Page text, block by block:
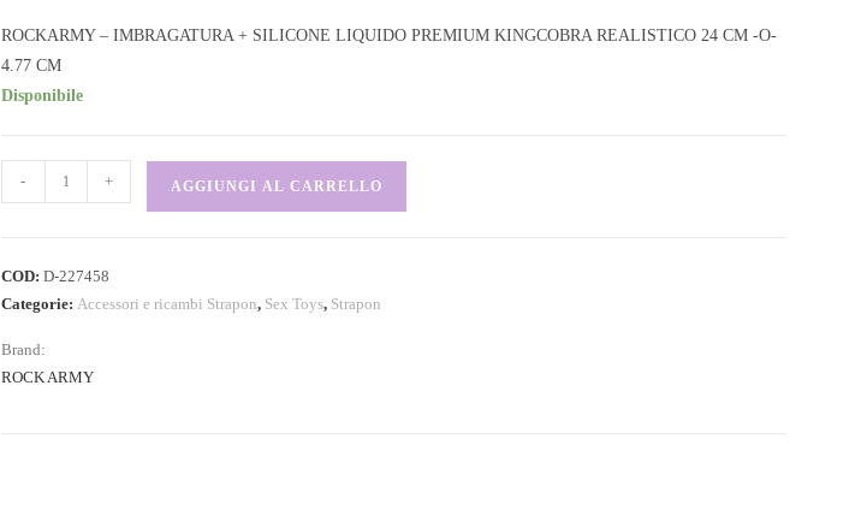
ROCKARMY – IMBRAGATURA + SILICONE LIQUIDO PREMIUM KINGCOBRA REALISTICO 24 CM -O-
4.77 CM
Disponibile
- + AGGIUNGI AL CARRELLO
COD: D-227458
Categorie: Accessori e ricambi Strapon, Sex Toys, Strapon
Brand:
ROCK ARMY